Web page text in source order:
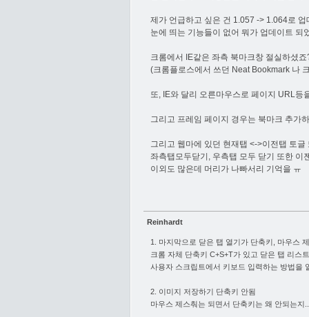
제가 언급하고 싶은 건 1.057 -> 1.064로 업
눈에 띄는 기능들이 없어 뭐가 업데이트
크롬에서 IE같은 좌측 북마크창 절실하셨
(크롬플로스에서 쓰던 Neat Bookmark 나
또, IE와 달리 오른마우스로 페이지 URL등
그리고 프레임 페이지 경우는 북마크 추가
그리고 웹마에 있던 현재탭 <->이전탭 토
좌측탭모두닫기, 우측탭 모두 닫기 또한
이외도 많은데 머리가 나빠서리 기억을 ㅠ
Reinhardt
1. 마지막으로 닫은 탭 열기가 단축키, 마우스
크롬 자체 단축키 C+S+T가 있고 닫은 탭 리스
사용자 스크립트에서 키보드 입력하는 방법을
2. 이미지 저장하기 단축키 안됨
마우스 제스춰는 되면서 단축키는 왜 안되는지